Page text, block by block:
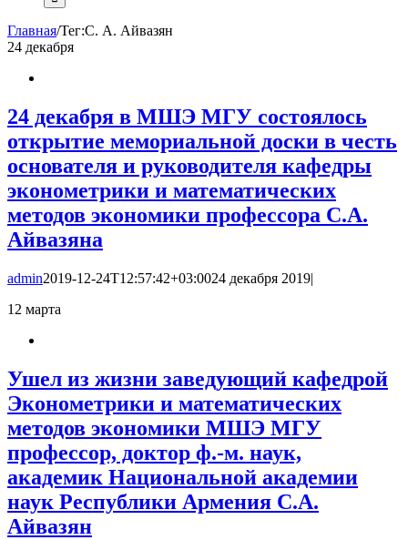
Главная/Тег:С. А. Айвазян
24 декабря
24 декабря в МШЭ МГУ состоялось
открытие мемориальной доски в честь
основателя и руководителя кафедры
эконометрики и математических
методов экономики профессора С.А.
Айвазяна
admin2019-12-24T12:57:42+03:0024 декабря 2019|
12 марта
Ушел из жизни заведующий кафедрой
Эконометрики и математических
методов экономики МШЭ МГУ
профессор, доктор ф.-м. наук,
академик Национальной академии
наук Республики Армения С.А.
Айвазян